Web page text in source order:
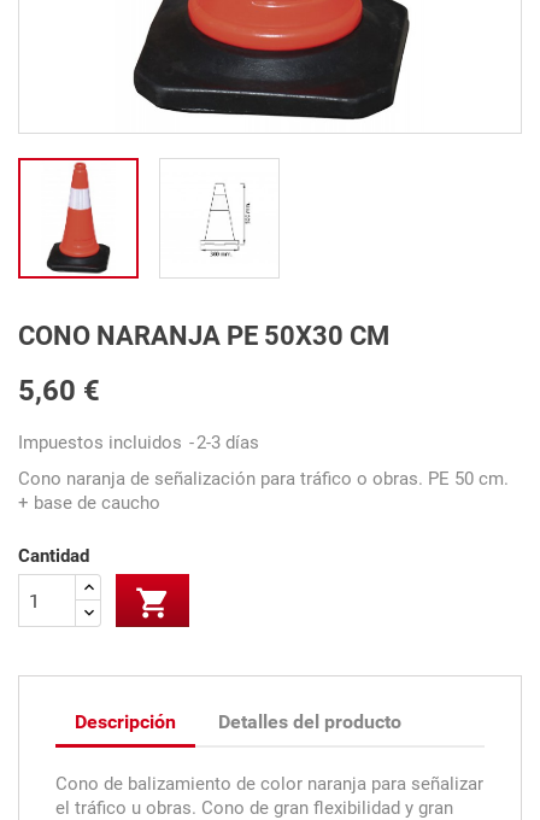
CONO NARANJA PE 50X30 CM
5,60 €
Impuestos incluidos
2-3 días
Cono naranja de señalización para tráfico o obras. PE 50 cm.
+ base de caucho
Cantidad

Descripción Detalles del producto
Cono de balizamiento de color naranja para señalizar
el tráfico u obras. Cono de gran flexibilidad y gran